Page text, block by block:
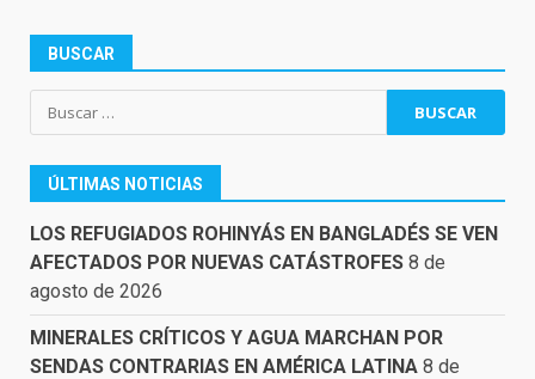
BUSCAR
Buscar:
ÚLTIMAS NOTICIAS
LOS REFUGIADOS ROHINYÁS EN BANGLADÉS SE VEN
AFECTADOS POR NUEVAS CATÁSTROFES 8 de
agosto de 2026
MINERALES CRÍTICOS Y AGUA MARCHAN POR
SENDAS CONTRARIAS EN AMÉRICA LATINA 8 de